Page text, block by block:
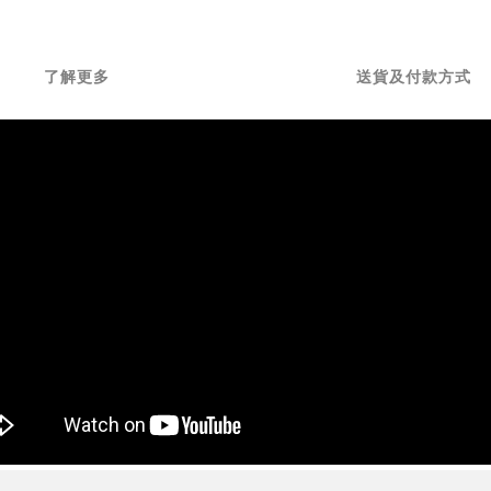
了解更多 送貨及付款方式